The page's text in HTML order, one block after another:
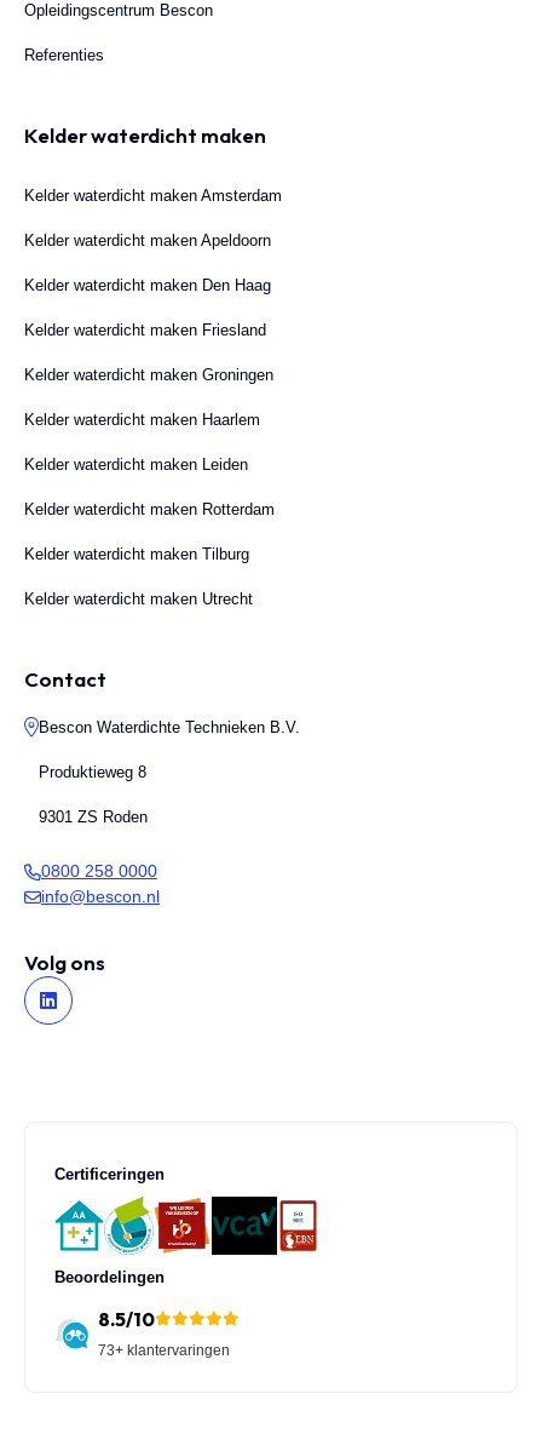
Opleidingscentrum Bescon
Referenties
Kelder waterdicht maken
Kelder waterdicht maken Amsterdam
Kelder waterdicht maken Apeldoorn
Kelder waterdicht maken Den Haag
Kelder waterdicht maken Friesland
Kelder waterdicht maken Groningen
Kelder waterdicht maken Haarlem
Kelder waterdicht maken Leiden
Kelder waterdicht maken Rotterdam
Kelder waterdicht maken Tilburg
Kelder waterdicht maken Utrecht
Contact
Bescon Waterdichte Technieken B.V.
Produktieweg 8
9301 ZS Roden
0800 258 0000
info@bescon.nl
Volg ons
Certificeringen
Beoordelingen
8.5/10
73+ klantervaringen